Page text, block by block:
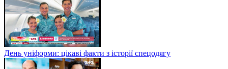
День уніформи: цікаві факти з історії спецодягу